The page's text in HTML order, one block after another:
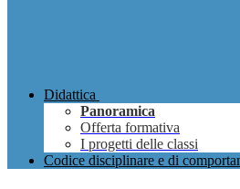
Didattica
Panoramica
Offerta formativa
I progetti delle classi
Codice disciplinare e di